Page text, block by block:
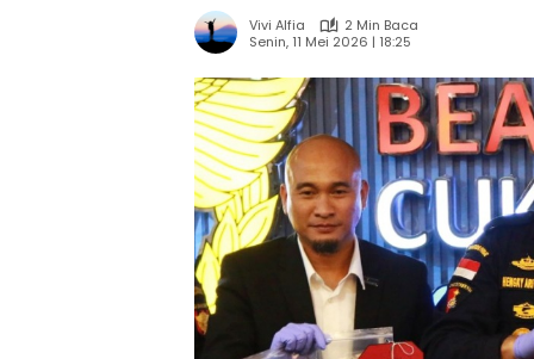
Vivi Alfia
2 Min Baca
Senin, 11 Mei 2026 | 18:25